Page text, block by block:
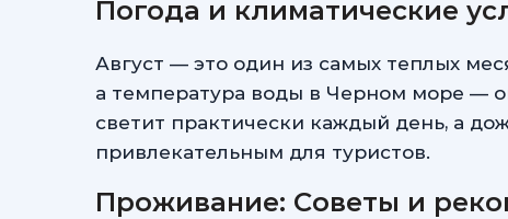
Погода и климатические
Август — это один из самых теплых
а температура воды в Черном море —
светит практически каждый день, а
привлекательным для туристов.
Проживание: Советы и